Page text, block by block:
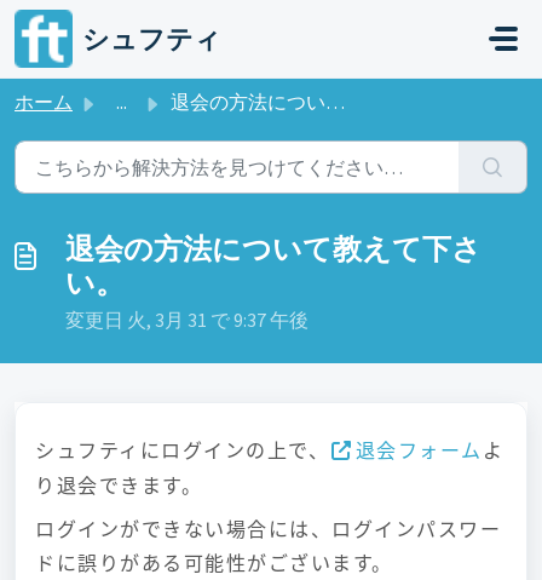
メインコンテンツに移動
シュフティ
ホーム ... 退会の方法について教えて下さい。
退会の方法について教えて下さ
い。
変更日 火, 3月 31 で 9:37 午後
シュフティにログインの上で、 退会フォーム よ
り退会できます。
ログインができない場合には、ログインパスワー
ドに誤りがある可能性がございます。